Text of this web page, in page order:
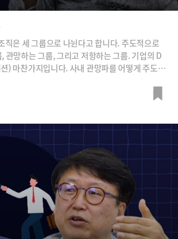
직은 세 그룹으로 나뉜다고 합니다. 주도적으로
관망하는 그룹, 그리고 저항하는 그룹. 기업의 D
) 마찬가지입니다. 사내 관망파를 어떻게 주도파
원준 S&I 대표에게 들어봅니다.